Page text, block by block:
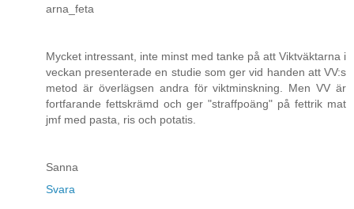
arna_feta
Mycket intressant, inte minst med tanke på att Viktväktarna i
veckan presenterade en studie som ger vid handen att VV:s
metod är överlägsen andra för viktminskning. Men VV är
fortfarande fettskrämd och ger "straffpoäng" på fettrik mat
jmf med pasta, ris och potatis.
Sanna
Svara